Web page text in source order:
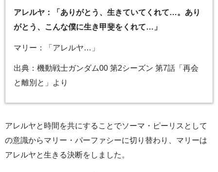
アレルヤ：「ありがとう、生きていてくれて…。あり
がとう、こんな僕に生き甲斐をくれて…」
マリー：「アレルヤ…」
出典：機動戦士ガンダム00 第2シーズン 第7話「再会
と離別と」より
アレルヤと時間を共にすることでソーマ・ピーリスとして
の意識からマリー・パーファシーに切り替わり、マリーは
アレルヤと生きる決断をしました。